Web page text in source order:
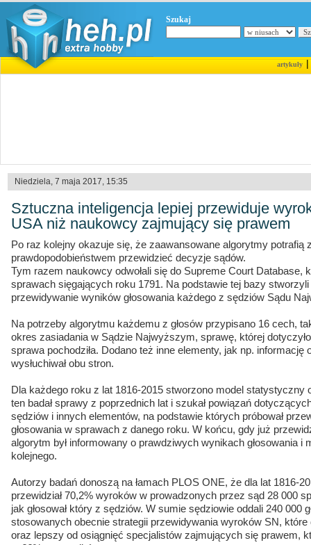
Szukaj
artykuły|
Niedziela, 7 maja 2017, 15:35
Sztuczna inteligencja lepiej przewiduje
USA niż naukowcy zajmujący się prawem
Po raz kolejny okazuje się, że zaawansowane algorytmy potrafią
prawdopodobieństwem przewidzieć decyzje sądów.
Tym razem naukowcy odwołali się do Supreme Court Database,
sprawach sięgających roku 1791. Na podstawie tej bazy
przewidywanie wyników głosowania każdego z sędziów Sądu
Na potrzeby algorytmu każdemu z głosów przypisano 16 cech,
okres zasiadania w Sądzie Najwyższym, sprawę, której
sprawa pochodziła. Dodano też inne elementy, jak np.
wysłuchiwał obu stron.
Dla każdego roku z lat 1816-2015 stworzono model statystyczny
ten badał sprawy z poprzednich lat i szukał powiązań
sędziów i innych elementów, na podstawie których próbował
głosowania w sprawach z danego roku. W końcu, gdy już
algorytm był informowany o prawdziwych wynikach głosowania i
kolejnego.
Autorzy badań donoszą na łamach PLOS ONE, że dla lat 1816-
przewidział 70,2% wyroków w prowadzonych przez sąd 28 000
jak głosował który z sędziów. W sumie sędziowie oddali 240 000
stosowanych obecnie strategii przewidywania wyroków SN,
oraz lepszy od osiągnięć specjalistów zajmujących się prawem,